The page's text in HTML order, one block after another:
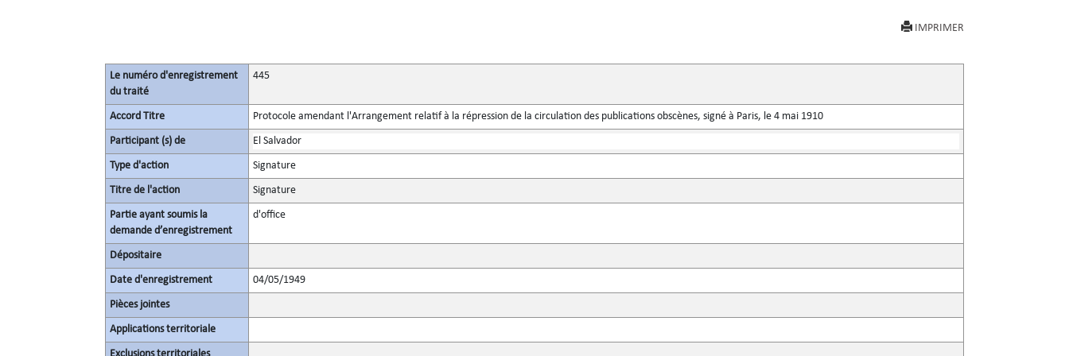
IMPRIMER
Le numéro d'enregistrement
du traité
445
Accord Titre Protocole amendant l'Arrangement relatif à la répression de la circulation des publications obscènes, signé à Paris, le 4 mai 1910
Participant (s) de El Salvador
Type d'action Signature
Titre de l'action Signature
Partie ayant soumis la
demande d’enregistrement
d'office
Dépositaire
Date d'enregistrement 04/05/1949
Pièces jointes
Applications territoriale